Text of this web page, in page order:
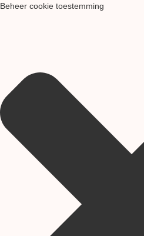
Beheer cookie toestemming